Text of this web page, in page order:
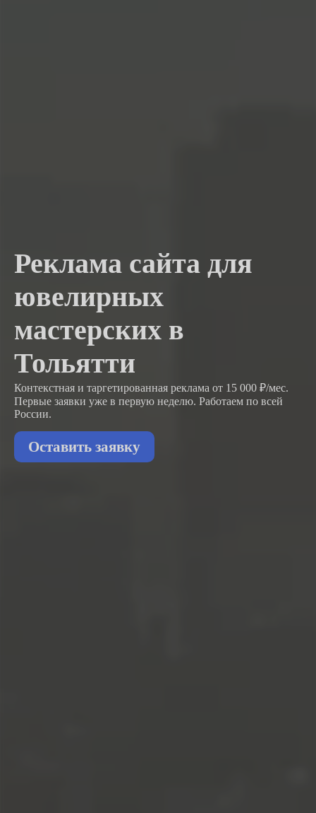
Реклама сайта для
ювелирных
мастерских в
Тольятти
Контекстная и таргетированная реклама от 15 000 ₽/мес.
Первые заявки уже в первую неделю. Работаем по всей
России.
Оставить заявку